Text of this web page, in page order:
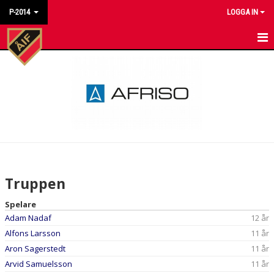
P-2014 LOGGA IN
HEM
BILDGALLERI
DOKUMENT
KONTAKT
Truppen
Spelare
Adam Nadaf
12 år
Alfons Larsson
11 år
Aron Sagerstedt
11 år
Arvid Samuelsson
11 år